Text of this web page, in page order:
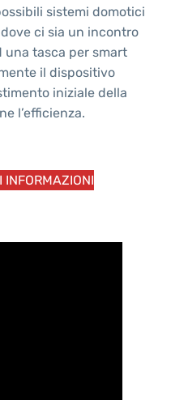
sistemi domotici
ci sia un incontro
una tasca per smart
il dispositivo
iniziale della
l’efficienza.
INFORMAZIONI